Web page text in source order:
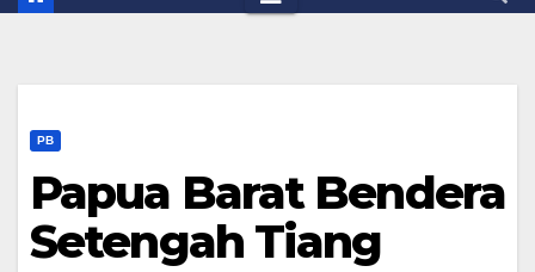
PB
Papua Barat Bendera
Setengah Tiang